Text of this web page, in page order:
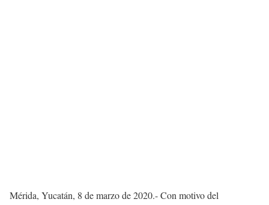
Mérida, Yucatán, 8 de marzo de 2020.- Con motivo del